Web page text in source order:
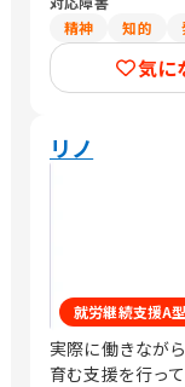
精神
知的
気に
リノ
就労継続支援A型
実際に働きなが
育む支援を行って